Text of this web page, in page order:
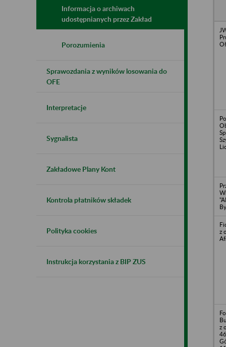
Informacja o archiwach
udostępnianych przez Zakład
Porozumienia
Sprawozdania z wyników losowania do
OFE
Interpretacje
Sygnalista
Zakładowe Plany Kont
Kontrola płatników składek
Polityka cookies
Instrukcja korzystania z BIP ZUS
z
z